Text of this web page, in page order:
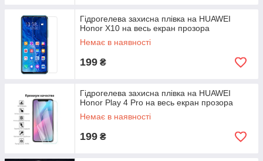
Гідрогелева захисна плівка на HUAWEI
Honor X10 на весь екран прозора
Немає в наявності
199 ₴
Гідрогелева захисна плівка на HUAWEI
Honor Play 4 Pro на весь екран прозора
Немає в наявності
199 ₴